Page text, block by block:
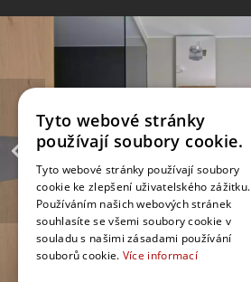
Tyto webové stránky
používají soubory cookie.
Tyto webové stránky používají soubory
cookie ke zlepšení uživatelského zážitku.
Používáním našich webových stránek
souhlasíte se všemi soubory cookie v
souladu s našimi zásadami používání
souborů cookie. Více informací